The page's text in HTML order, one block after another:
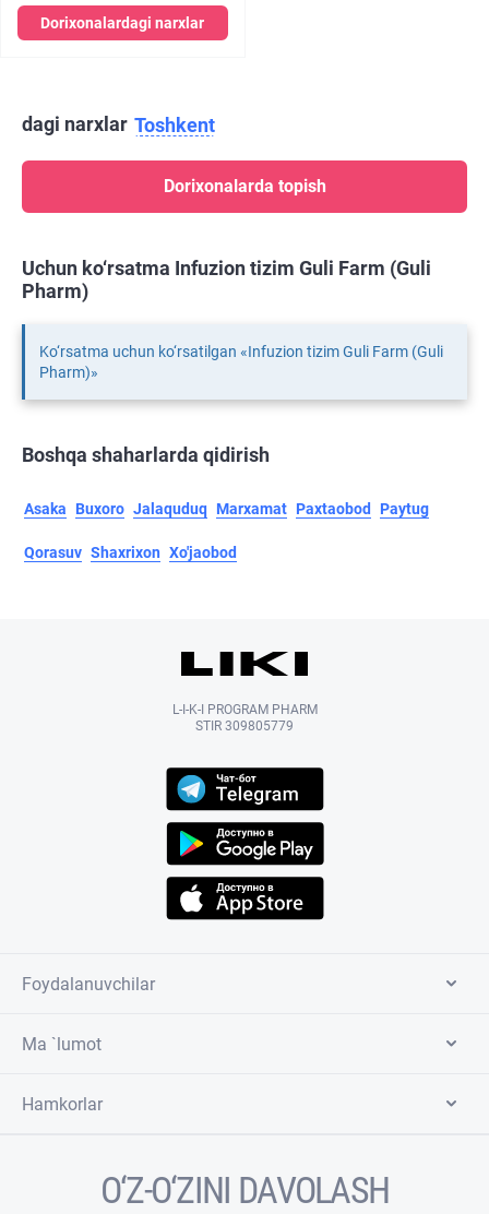
Dorixonalardagi narxlar
dagi narxlar Toshkent
Dorixonalarda topish
Uchun ko‘rsatma Infuzion tizim Guli Farm (Guli
Pharm)
Ko‘rsatma uchun ko‘rsatilgan «Infuzion tizim Guli Farm (Guli
Pharm)»
Boshqa shaharlarda qidirish
Asaka Buxoro Jalaquduq Marxamat Paxtaobod Paytug
Qorasuv Shaxrixon Xo'jaobod
L-I-K-I PROGRAM PHARM
STIR 309805779
Foydalanuvchilar
Ma `lumot
Hamkorlar
O‘Z-O‘ZINI DAVOLASH